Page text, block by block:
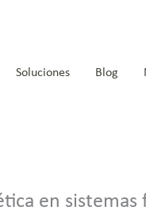
Soluciones Blog
en